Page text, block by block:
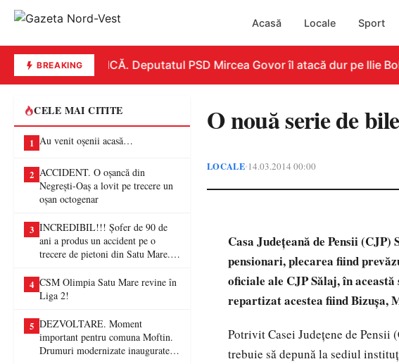
Acasă Locale Sport
BREAKINGREPLICĂ. Deputatul PSD Mircea Govor îl atacă dur pe Ilie
CELE MAI CITITE
1 Au venit oșenii acasă…
2 ACCIDENT. O oșancă din
Negrești-Oaș a lovit pe trecere un
oșan octogenar
3 INCREDIBIL!!! Șofer de 90 de
ani a produs un accident pe o
trecere de pietoni din Satu Mare. O
4 CSM Olimpia Satu Mare revine în
Liga 2!
5 DEZVOLTARE. Moment
important pentru comuna Moftin.
Drumuri modernizate inaugurate în
O nouă serie de
LOCALE•14.03.2014 00:00
Casa Județeană de Pensii
pensionari, plecarea fiind
oficiale ale CJP Sălaj, în
repartizat acestea fiind Bizuşa,
Potrivit Casei Judeţene de Pensii
trebuie să depună la sediul